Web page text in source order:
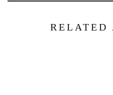
RELATED